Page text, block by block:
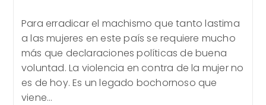
entrada:
Para erradicar el machismo que tanto lastima
a las mujeres en este país se requiere mucho
más que declaraciones políticas de buena
voluntad. La violencia en contra de la mujer no
es de hoy. Es un legado bochornoso que
viene…